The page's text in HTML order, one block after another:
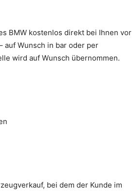
BMW kostenlos direkt bei Ihnen vor
auf Wunsch in bar oder per
wird auf Wunsch übernommen.
bei dem der Kunde im